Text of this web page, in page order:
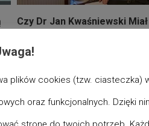
– Po Pierwsze Nie
plików cookies (tzw. ciasteczka)
oraz funkcjonalnych. Dzięki